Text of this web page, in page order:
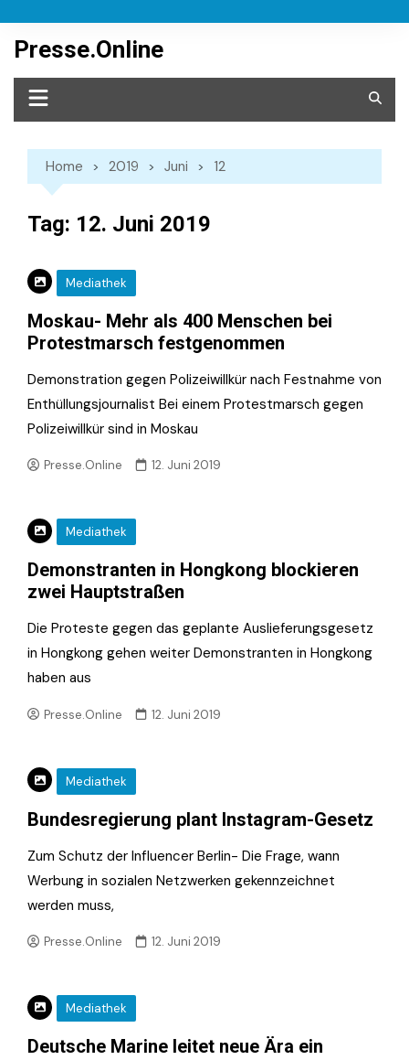
content
Presse.Online
Home 2019 Juni 12
Tag: 12. Juni 2019
Mediathek
Moskau- Mehr als 400 Menschen bei
Protestmarsch festgenommen
Demonstration gegen Polizeiwillkür nach Festnahme von
Enthüllungsjournalist Bei einem Protestmarsch gegen
Polizeiwillkür sind in Moskau
Presse.Online 12. Juni 2019
Mediathek
Demonstranten in Hongkong blockieren
zwei Hauptstraßen
Die Proteste gegen das geplante Auslieferungsgesetz
in Hongkong gehen weiter Demonstranten in Hongkong
haben aus
Presse.Online 12. Juni 2019
Mediathek
Bundesregierung plant Instagram-Gesetz
Zum Schutz der Influencer Berlin- Die Frage, wann
Werbung in sozialen Netzwerken gekennzeichnet
werden muss,
Presse.Online 12. Juni 2019
Mediathek
Deutsche Marine leitet neue Ära ein